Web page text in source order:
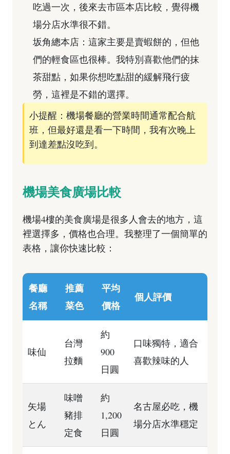
吃過一次，後來去市區本店比較，覺得機
場分店水準很不錯。
坂角總本店：這家主要是賣蝦餅的，但他
們的輕食區也很棒。我特別喜歡他們的抹
茶甜點，如果你想吃點甜的緩解飛行疲
勞，這裡是不錯的選擇。
小提醒：機場餐廳的營業時間通常配合航
班，但最好還是看一下時間，我有次晚上
到達差點沒吃到。
機場美食廣場比較
機場4樓的美食廣場是很多人會去的地方，這
裡選擇多，價格也合理。我整理了一個簡單的
表格，讓你快速比較：
餐廳
名稱
推薦
菜色
平均
價格
個人評價
味仙
台灣
拉麵
約
900
日圓
口味獨特，適合
喜歡辣味的人
矢場
とん
味噌
豬排
定食
約
1,200
日圓
名古屋必吃，機
場分店水準穩定